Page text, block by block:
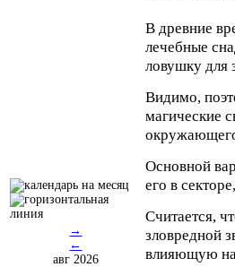
→
←
авг 2026
В древние
лечебные
ловушку для
Видимо,
магические
Основной
его в
Считается,
зловредной
влияющую на